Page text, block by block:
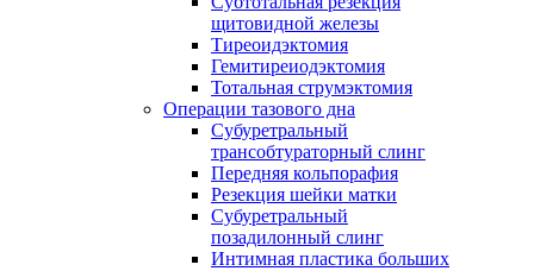
щитовидной железы
Тиреоидэктомия
Гемитиреиодэктомия
Тотальная струмэктомия
Операции тазового дна
Субуретральный
трансобтураторный слинг
Передняя кольпорафия
Резекция шейки матки
Субуретральный
позадилонный слинг
Интимная пластика больших